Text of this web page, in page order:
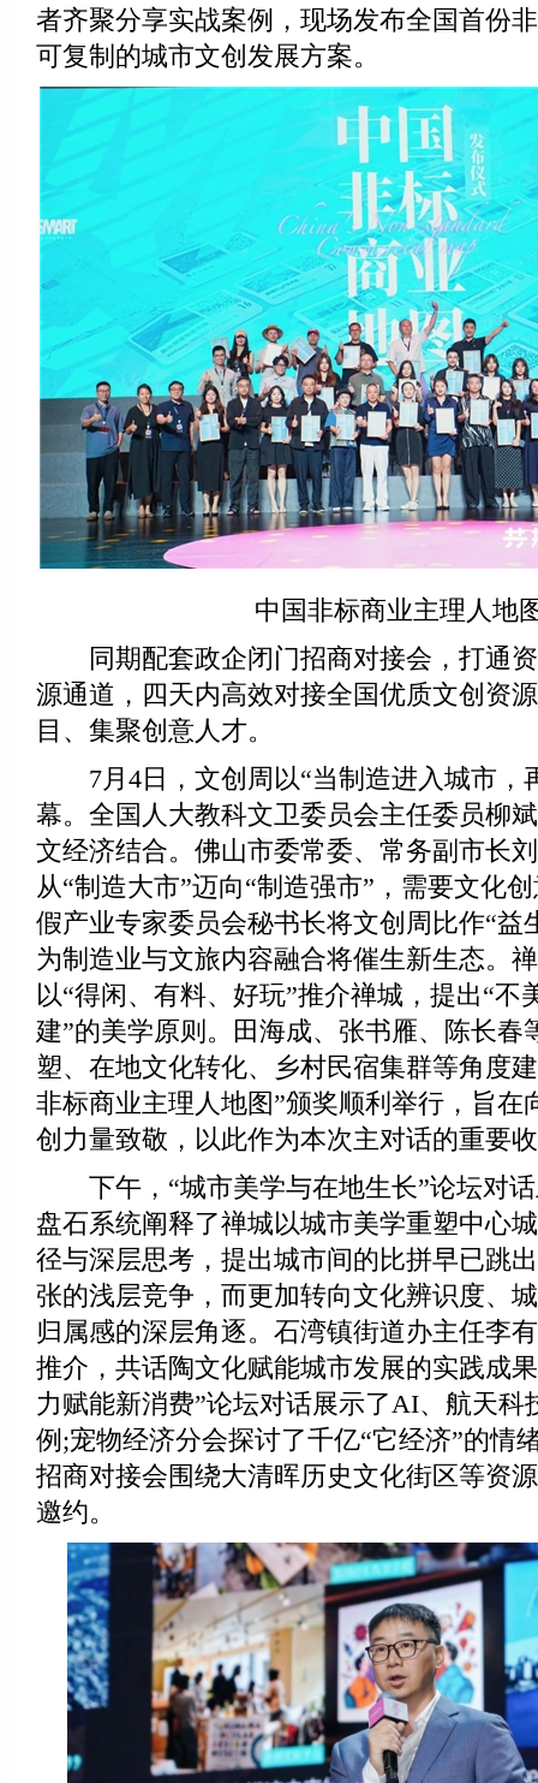
者齐聚分享实战案例，现场发布全国首份
可复制的城市文创发展方案。
中国非标商业主理人地
同期配套政企闭门招商对接会，打通资
源通道，四天内高效对接全国优质文创资
目、集聚创意人才。
7月4日，文创周以“当制造进入城市，
幕。全国人大教科文卫委员会主任委员柳
文经济结合。佛山市委常委、常务副市长
从“制造大市”迈向“制造强市”，需要文化
假产业专家委员会秘书长将文创周比作“益
为制造业与文旅内容融合将催生新生态。
以“得闲、有料、好玩”推介禅城，提出“不
建”的美学原则。田海成、张书雁、陈长春
塑、在地文化转化、乡村民宿集群等角度
非标商业主理人地图”颁奖顺利举行，旨在
创力量致敬，以此作为本次主对话的重要
下午，“城市美学与在地生长”论坛对话
盘石系统阐释了禅城以城市美学重塑中心
径与深层思考，提出城市间的比拼早已跳
张的浅层竞争，而更加转向文化辨识度、
归属感的深层角逐。石湾镇街道办主任李
推介，共话陶文化赋能城市发展的实践成
力赋能新消费”论坛对话展示了AI、航天科
例;宠物经济分会探讨了千亿“它经济”的情
招商对接会围绕大清晖历史文化街区等资
邀约。